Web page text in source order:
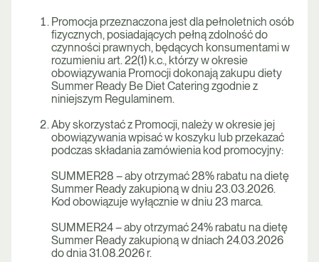
Promocja przeznaczona jest dla pełnoletnich osób
fizycznych, posiadających pełną zdolność do
czynności prawnych, będących konsumentami w
rozumieniu art. 22(1) k.c., którzy w okresie
obowiązywania Promocji dokonają zakupu diety
Summer Ready Be Diet Catering zgodnie z
niniejszym Regulaminem.
Aby skorzystać z Promocji, należy w okresie jej
obowiązywania wpisać w koszyku lub przekazać
podczas składania zamówienia kod promocyjny:
SUMMER28 – aby otrzymać 28% rabatu na dietę
Summer Ready zakupioną w dniu 23.03.2026.
Kod obowiązuje wyłącznie w dniu 23 marca.
SUMMER24 – aby otrzymać 24% rabatu na dietę
Summer Ready zakupioną w dniach 24.03.2026
do dnia 31.08.2026 r.